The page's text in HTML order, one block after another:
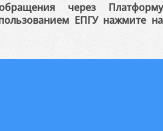
через Платформу
ЕПГУ нажмите на